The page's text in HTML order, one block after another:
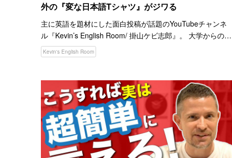
外の『変な日本語Tシャツ』がジワる
主に英語を題材にした面白投稿が話題のYouTubeチャンネ
ル『Kevin’s English Room/ 掛山ケビ志郎』。 大学からの友
達３人組ならではの楽しい掛け合いがクセになり、２０２
２年６月現在、登録者…
Kevin's English Room